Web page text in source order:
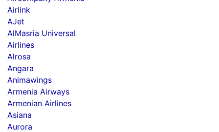
Airlink
AJet
AlMasria Universal
Airlines
Alrosa
Angara
Animawings
Armenia Airways
Armenian Airlines
Asiana
Aurora